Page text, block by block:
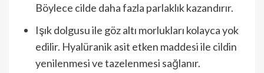
Böylece cilde daha fazla parlaklık kazandırır.
Işık dolgusu ile göz altı morlukları kolayca yok
edilir. Hyalüranik asit etken maddesi ile cildin
yenilenmesi ve tazelenmesi sağlanır.